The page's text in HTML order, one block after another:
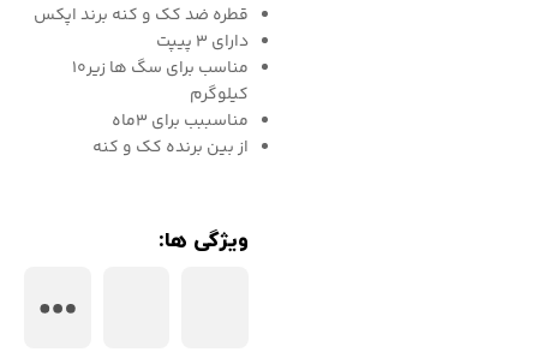
قطره ضد کک و کنه برند اپکس
دارای ۳ پیپت
مناسب برای سگ ها زیر۱۰
کیلوگرم
مناسببب برای ۳ماه
از بین برنده کک و کنه
ویژگی ها: